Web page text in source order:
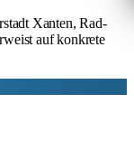
Xanten, Rad-
auf konkrete